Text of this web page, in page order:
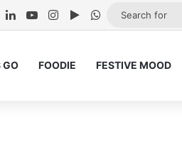
LinkedInYouTubeInstagram
Google Play
WhatsApp
GO FOODIE FESTIVE MOOD